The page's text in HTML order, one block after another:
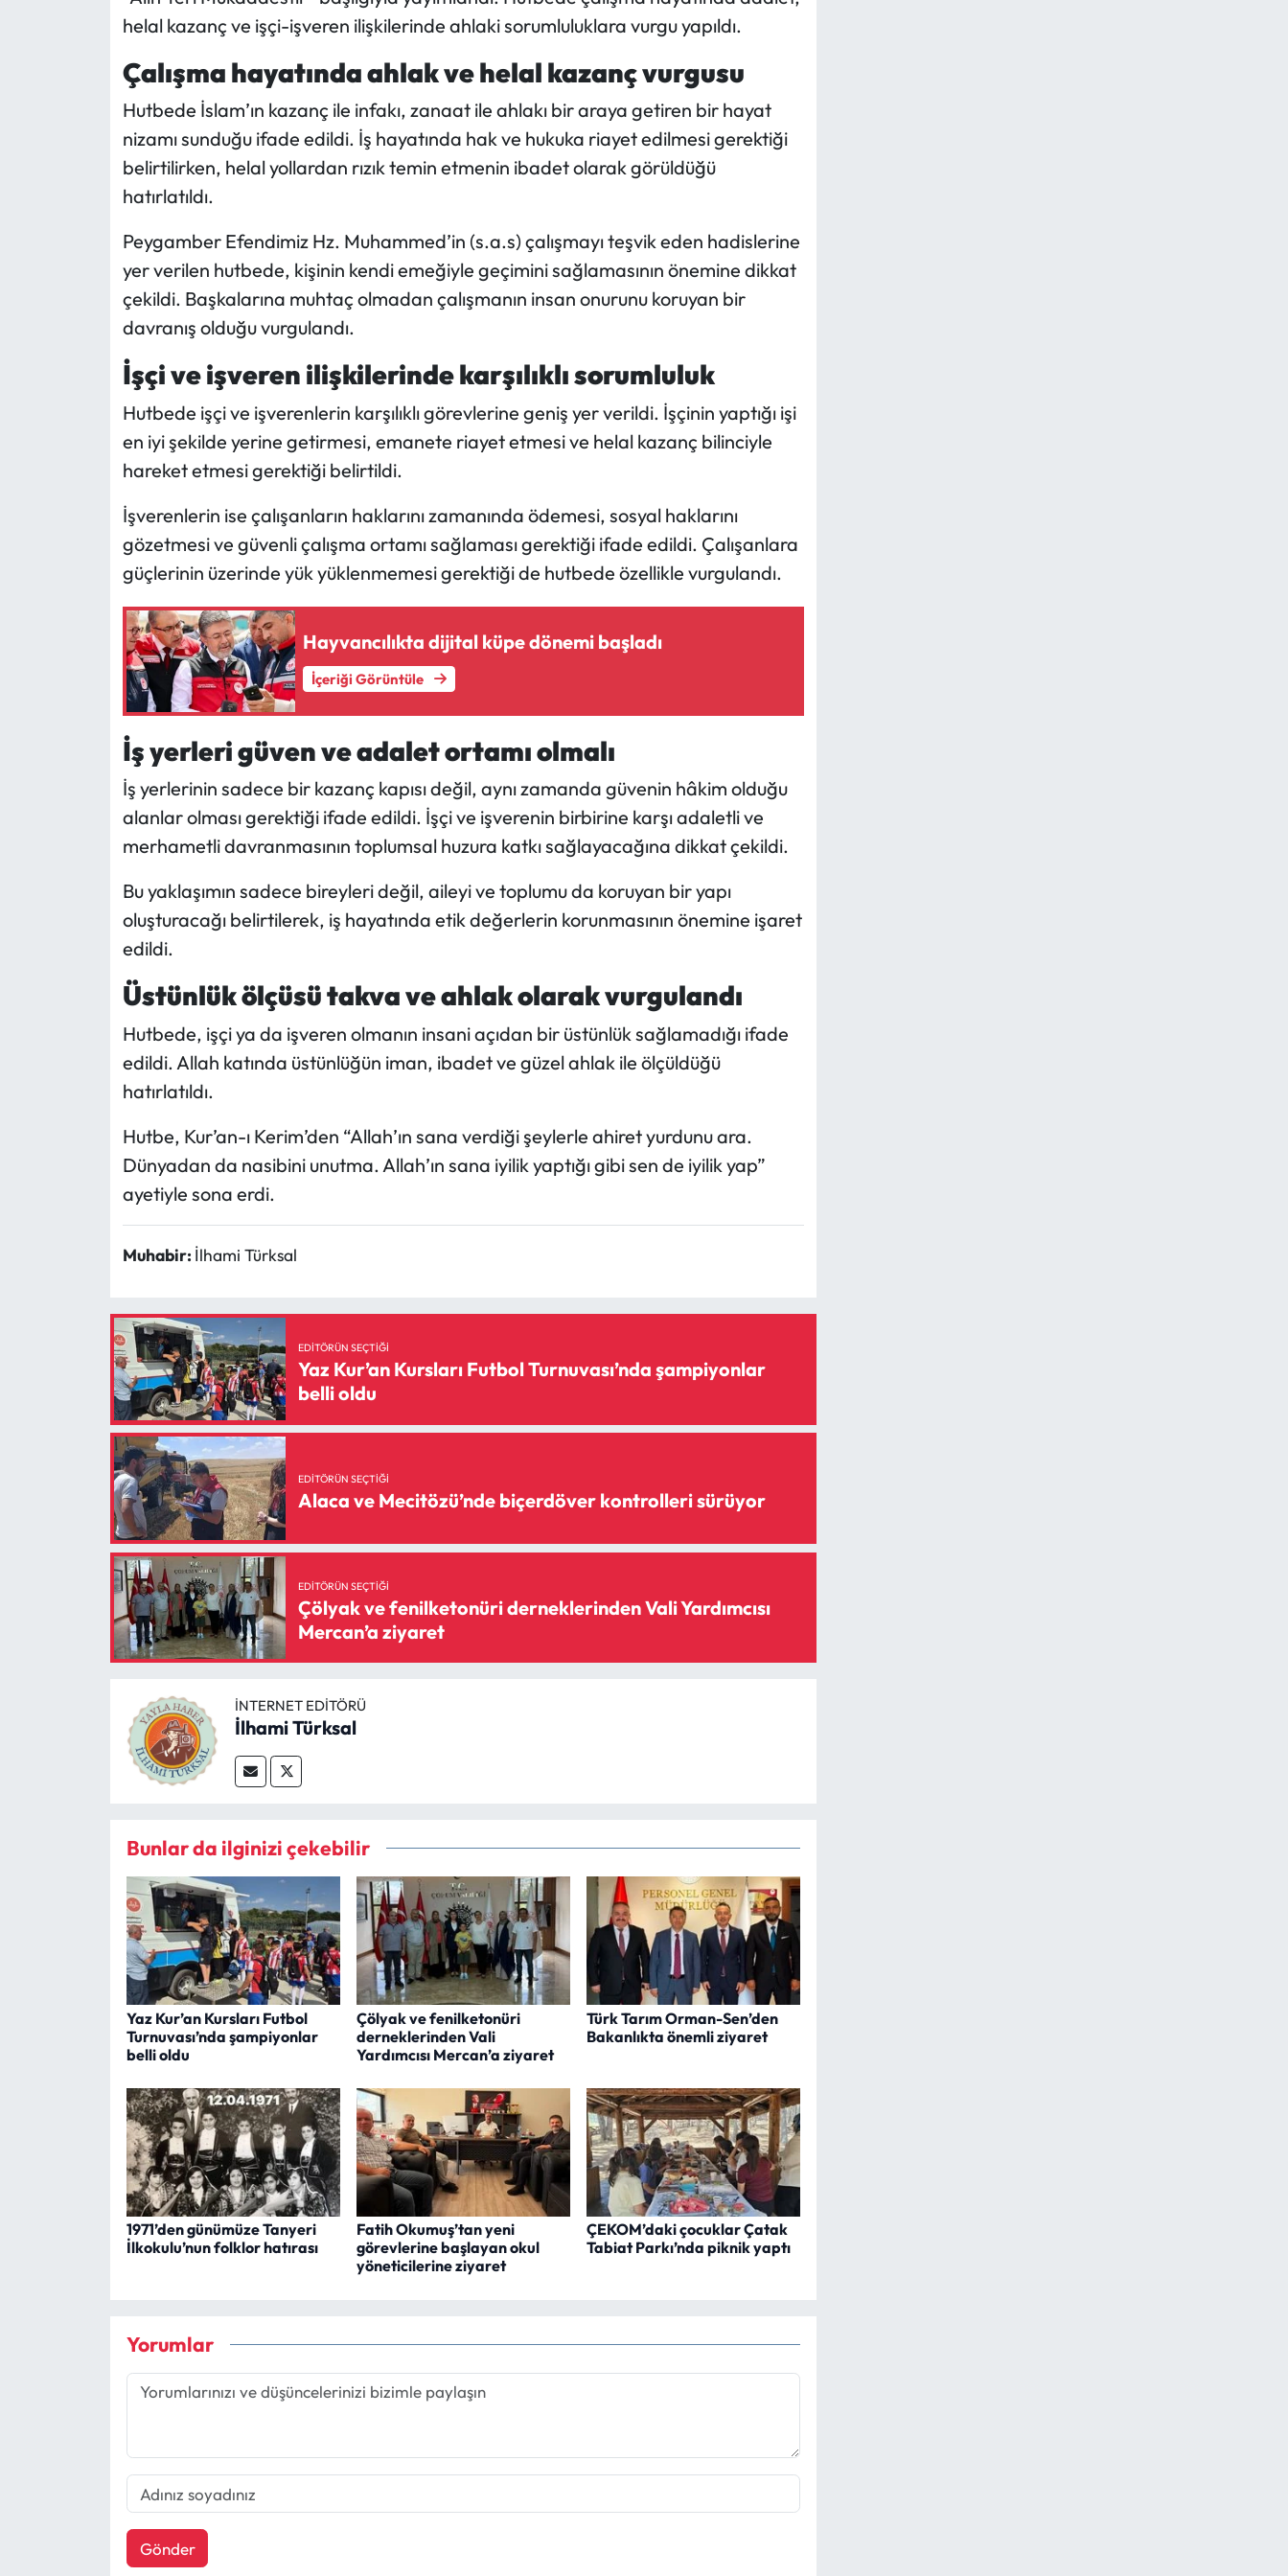
helal kazanç ve işçi-işveren ilişkilerinde ahlaki sorumluluklara vurgu yapıldı.
Çalışma hayatında ahlak ve helal kazanç vurgusu
Hutbede İslam’ın kazanç ile infakı, zanaat ile ahlakı bir araya getiren bir hayat
nizamı sunduğu ifade edildi. İş hayatında hak ve hukuka riayet edilmesi gerektiği
belirtilirken, helal yollardan rızık temin etmenin ibadet olarak görüldüğü
hatırlatıldı.
Peygamber Efendimiz Hz. Muhammed’in (s.a.s) çalışmayı teşvik eden hadislerine
yer verilen hutbede, kişinin kendi emeğiyle geçimini sağlamasının önemine dikkat
çekildi. Başkalarına muhtaç olmadan çalışmanın insan onurunu koruyan bir
davranış olduğu vurgulandı.
İşçi ve işveren ilişkilerinde karşılıklı sorumluluk
Hutbede işçi ve işverenlerin karşılıklı görevlerine geniş yer verildi. İşçinin yaptığı işi
en iyi şekilde yerine getirmesi, emanete riayet etmesi ve helal kazanç bilinciyle
hareket etmesi gerektiği belirtildi.
İşverenlerin ise çalışanların haklarını zamanında ödemesi, sosyal haklarını
gözetmesi ve güvenli çalışma ortamı sağlaması gerektiği ifade edildi. Çalışanlara
güçlerinin üzerinde yük yüklenmemesi gerektiği de hutbede özellikle vurgulandı.
Hayvancılıkta dijital küpe dönemi başladı
İçeriği Görüntüle
İş yerleri güven ve adalet ortamı olmalı
İş yerlerinin sadece bir kazanç kapısı değil, aynı zamanda güvenin hâkim olduğu
alanlar olması gerektiği ifade edildi. İşçi ve işverenin birbirine karşı adaletli ve
merhametli davranmasının toplumsal huzura katkı sağlayacağına dikkat çekildi.
Bu yaklaşımın sadece bireyleri değil, aileyi ve toplumu da koruyan bir yapı
oluşturacağı belirtilerek, iş hayatında etik değerlerin korunmasının önemine işaret
edildi.
Üstünlük ölçüsü takva ve ahlak olarak vurgulandı
Hutbede, işçi ya da işveren olmanın insani açıdan bir üstünlük sağlamadığı ifade
edildi. Allah katında üstünlüğün iman, ibadet ve güzel ahlak ile ölçüldüğü
hatırlatıldı.
Hutbe, Kur’an-ı Kerim’den “Allah’ın sana verdiği şeylerle ahiret yurdunu ara.
Dünyadan da nasibini unutma. Allah’ın sana iyilik yaptığı gibi sen de iyilik yap”
ayetiyle sona erdi.
Muhabir: İlhami Türksal
EDITÖRÜN SEÇTIĞI
Yaz Kur’an Kursları Futbol Turnuvası’nda şampiyonlar
belli oldu
EDITÖRÜN SEÇTIĞI
Alaca ve Mecitözü’nde biçerdöver kontrolleri sürüyor
EDITÖRÜN SEÇTIĞI
Çölyak ve fenilketonüri derneklerinden Vali Yardımcısı
Mercan’a ziyaret
İNTERNET EDITÖRÜ
İlhami Türksal
Bunlar da ilginizi çekebilir
Yaz Kur’an Kursları Futbol
Turnuvası’nda şampiyonlar
belli oldu
Çölyak ve fenilketonüri
derneklerinden Vali
Yardımcısı Mercan’a ziyaret
Türk Tarım Orman-Sen’den
Bakanlıkta önemli ziyaret
1971’den günümüze Tanyeri
İlkokulu’nun folklor hatırası
Fatih Okumuş’tan yeni
görevlerine başlayan okul
yöneticilerine ziyaret
ÇEKOM’daki çocuklar Çatak
Tabiat Parkı’nda piknik yaptı
Yorumlar
Gönder
Oğuzlar Haberleri
Ortaköy Haberleri
Osmancık Haberleri
Otomotiv
Resmi Reklam
Sungurlu Haberleri
Uğurludağ Haberleri
Yemek Tarifleri
Yerel Haberler